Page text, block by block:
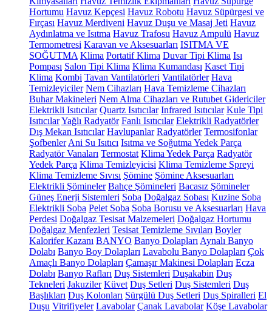
Hortumu Havuz Kepçesi Havuz Robotu Havuz Süpürgesi ve
Fırçası Havuz Merdiveni Havuz Duşu ve Masaj Jeti Havuz
Aydınlatma ve Isıtma Havuz Trafosu Havuz Ampulü Havuz
Termometresi Karavan ve Aksesuarları ISITMA VE
SOĞUTMA Klima Portatif Klima Duvar Tipi Klima Isı
Pompası Salon Tipi Klima Klima Kumandası Kaset Tipi
Klima Kombi Tavan Vantilatörleri Vantilatörler Hava
Temizleyiciler Nem Cihazları Hava Temizleme Cihazları
Buhar Makineleri Nem Alma Cihazları ve Rutubet Gidericiler
Elektrikli Isıtıcılar Quartz Isıtıcılar Infrared Isıtıcılar Kule Tipi
IsıtıcılarYağlı Radyatör Fanlı Isıtıcılar Elektrikli Radyatörler
Dış Mekan Isıtıcılar Havlupanlar Radyatörler Termosifonlar
Şofbenler Ani Su Isıtıcı Isıtma ve Soğutma Yedek Parça
Radyatör Vanaları Termostat Klima Yedek Parça Radyatör
Yedek Parça Klima Temizleyicisi Klima Temizleme Spreyi
Klima Temizleme Sıvısı Şömine Şömine Aksesuarları
Elektrikli Şömineler Bahçe Şömineleri Bacasız Şömineler
Güneş Enerji Sistemleri Soba Doğalgaz Sobası Kuzine Soba
Elektrikli Soba Pelet Soba Soba Borusu ve Aksesuarları Hava
Perdesi Doğalgaz Tesisat Malzemeleri Doğalgaz Hortumu
Doğalgaz Menfezleri Tesisat Temizleme Sıvıları Boyler
Kalorifer Kazanı BANYO Banyo Dolapları Aynalı Banyo
Dolabı Banyo Boy Dolapları Lavabolu Banyo Dolapları Çok
Amaçlı Banyo Dolapları Çamaşır Makinesi Dolapları Ecza
Dolabı Banyo Rafları Duş Sistemleri Duşakabin Duş
Tekneleri Jakuziler Küvet Duş Setleri Duş Sistemleri Duş
Başlıkları Duş Kolonları Sürgülü Duş Setleri Duş Spiralleri El
Duşu Vitrifiyeler Lavabolar Çanak Lavabolar Köşe Lavabolar